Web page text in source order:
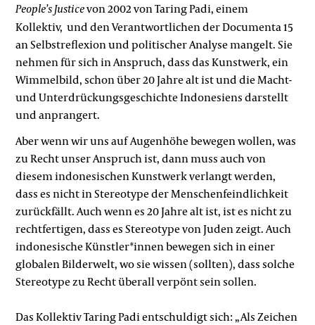
People’s Justicevon 2002 von Taring Padi, einem
Kollektiv, und den Verantwortlichen der Documenta 15
an Selbstreflexion und politischer Analyse mangelt. Sie
nehmen für sich in Anspruch, dass das Kunstwerk, ein
Wimmelbild, schon über 20 Jahre alt ist und die Macht-
und Unterdrückungsgeschichte Indonesiens darstellt
und anprangert.
Aber wenn wir uns auf Augenhöhe bewegen wollen, was
zu Recht unser Anspruch ist, dann muss auch von
diesem indonesischen Kunstwerk verlangt werden,
dass es nicht in Stereotype der Menschenfeindlichkeit
zurückfällt. Auch wenn es 20 Jahre alt ist, ist es nicht zu
rechtfertigen, dass es Stereotype von Juden zeigt. Auch
indonesische Künstler*innen bewegen sich in einer
globalen Bilderwelt, wo sie wissen (sollten), dass solche
Stereotype zu Recht überall verpönt sein sollen.
Das Kollektiv Taring Padi entschuldigt sich: „Als Zeichen